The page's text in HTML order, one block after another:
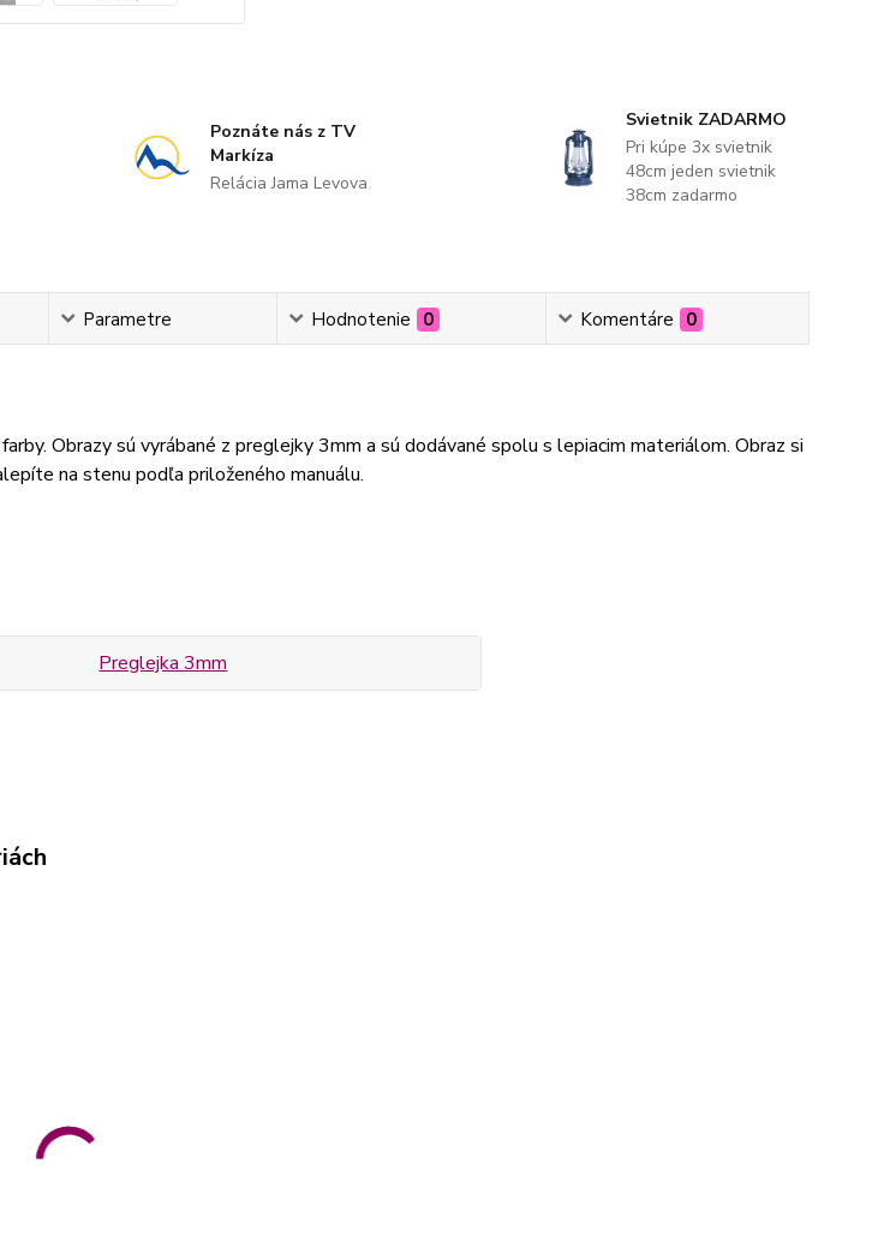
Poznáte nás z TV
Markíza
Relácia Jama Levova
Svietnik ZADARMO
Pri kúpe 3x svietnik
48cm jeden svietnik
38cm zadarmo
Parametre Hodnotenie 0 Komentáre 0
Obrazy sú vyrábané z preglejky 3mm a sú dodávané spolu s lepiacim materiálom. Obraz si
na stenu podľa priloženého manuálu.
Preglejka 3mm